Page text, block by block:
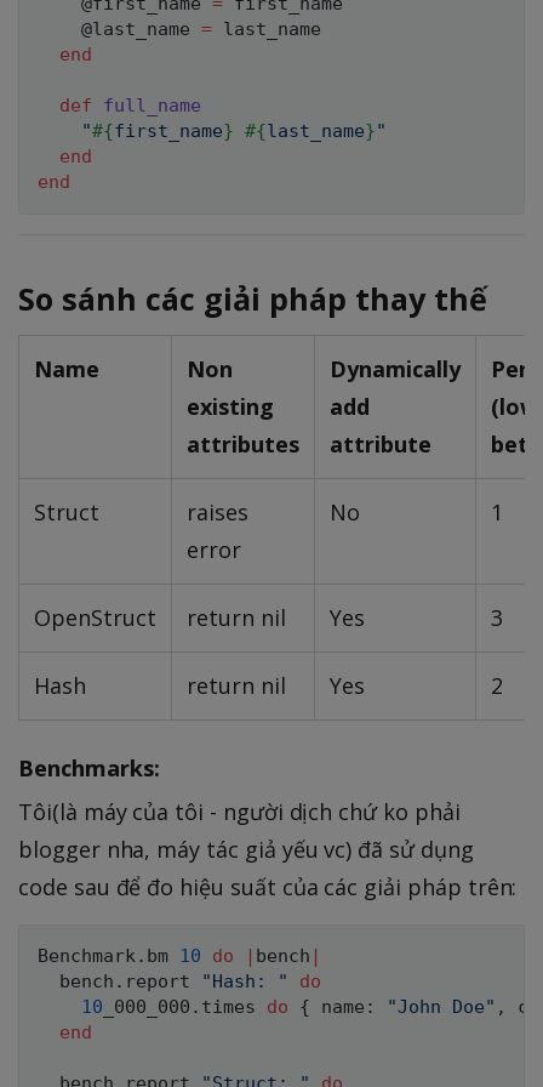
@last_name = last_name
end
def
full_name
"#{first_name} #{last_name}"
end
end
So sánh các giải pháp thay thế
Name
Non
existing
attributes
Dynamically
add
attribute
Struct
raises
error
No 1
OpenStruct return nil Yes 3
Hash return nil Yes 2
Benchmarks:
Tôi(là máy của tôi - người dịch chứ ko phải
blogger nha, máy tác giả yếu vc) đã sử dụng
code sau để đo hiệu suất của các giải pháp trên:
Benchmark. bm 10 do | bench |
  bench
. report "Hash: "
do
10 _000_000 . times do { name : "John Doe" ,
end